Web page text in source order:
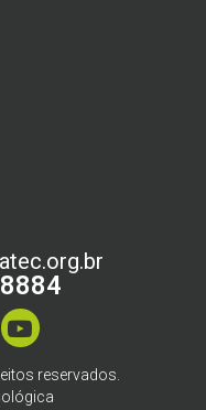
reservados.